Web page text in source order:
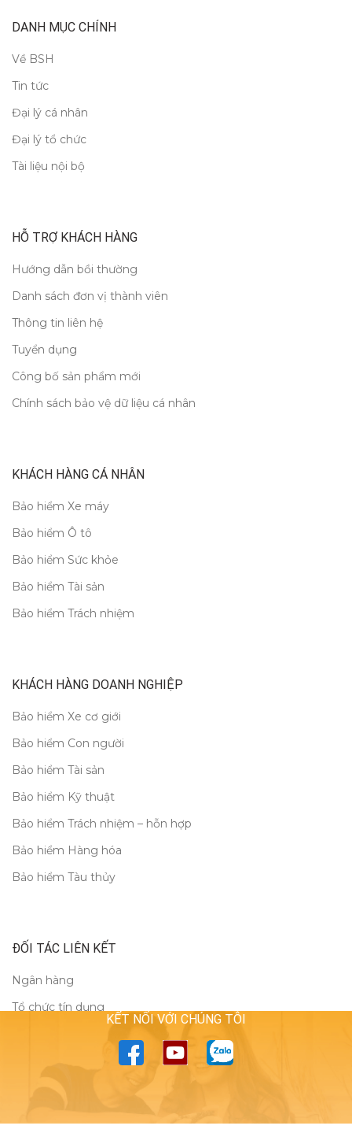
DANH MỤC CHÍNH
Về BSH
Tin tức
Đại lý cá nhân
Đại lý tổ chức
Tài liệu nội bộ
HỖ TRỢ KHÁCH HÀNG
Hướng dẫn bồi thường
Danh sách đơn vị thành viên
Thông tin liên hệ
Tuyển dụng
Công bố sản phẩm mới
Chính sách bảo vệ dữ liệu cá nhân
KHÁCH HÀNG CÁ NHÂN
Bảo hiểm Xe máy
Bảo hiểm Ô tô
Bảo hiểm Sức khỏe
Bảo hiểm Tài sản
Bảo hiểm Trách nhiệm
KHÁCH HÀNG DOANH NGHIỆP
Bảo hiểm Xe cơ giới
Bảo hiểm Con người
Bảo hiểm Tài sản
Bảo hiểm Kỹ thuật
Bảo hiểm Trách nhiệm – hỗn hợp
Bảo hiểm Hàng hóa
Bảo hiểm Tàu thủy
ĐỐI TÁC LIÊN KẾT
Ngân hàng
Tổ chức tín dụng
KẾT NỐI VỚI CHÚNG TÔI